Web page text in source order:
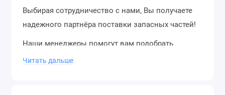
Выбирая сотрудничество с нами, Вы получаете
надежного партнёра поставки запасных частей!
Наши менеджеры помогут вам подобрать
нужную запчасть, а также предоставить всю
Читать дальше